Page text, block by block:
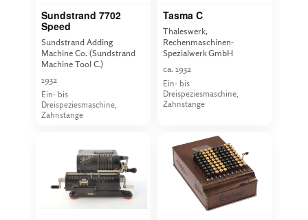
Sundstrand 7702
Speed
Sundstrand Adding
Machine Co. (Sundstrand
Machine Tool C.)
1932
Ein- bis
Dreispeziesmaschine,
Zahnstange
Tasma C
Thaleswerk,
Rechenmaschinen-
Spezialwerk GmbH
ca. 1932
Ein- bis
Dreispeziesmaschine,
Zahnstange